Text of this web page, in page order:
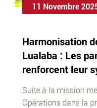
11 Novembre
Harmonisation
Lualaba : Les
renforcent leur
Suite à la mission
Opérations dans la